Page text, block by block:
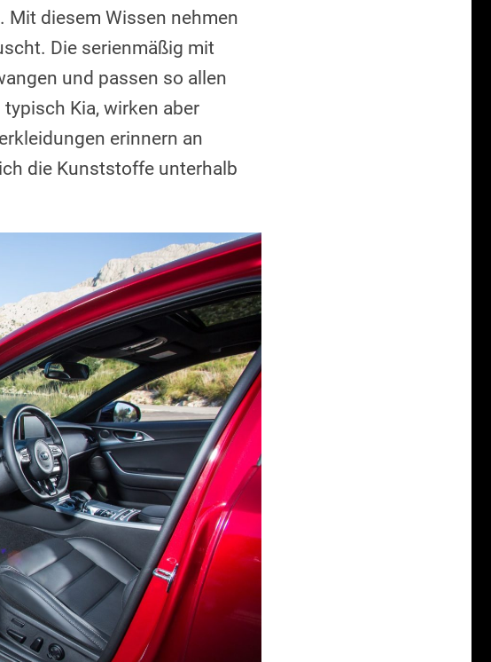
diesem Wissen nehmen
Die serienmäßig mit
und passen so allen
Kia, wirken aber
erinnern an
die Kunststoffe unterhalb